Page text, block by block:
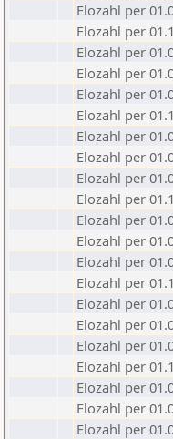
Elozahl per
Elozahl per
Elozahl per
Elozahl per
Elozahl per
Elozahl per
Elozahl per
Elozahl per
Elozahl per
Elozahl per
Elozahl per
Elozahl per
Elozahl per
Elozahl per
Elozahl per
Elozahl per
Elozahl per
Elozahl per
Elozahl per
Elozahl per
Elozahl per